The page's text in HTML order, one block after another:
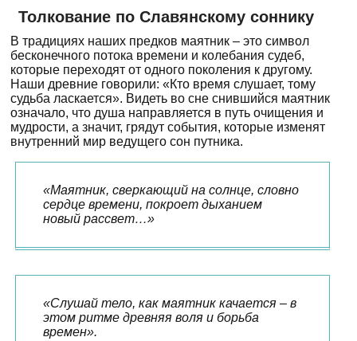
Толкование по Славянскому соннику
В традициях наших предков маятник – это символ
бесконечного потока времени и колебания судеб,
которые переходят от одного поколения к другому.
Наши древние говорили: «Кто время слушает, тому
судьба ласкается». Видеть во сне снившийся маятник
означало, что душа направляется в путь очищения и
мудрости, а значит, грядут события, которые изменят
внутренний мир ведущего сон путника.
«Маятник, сверкающий на солнце, словно
сердце времени, покроет дыханием
новый рассвет…»
«Слушай тело, как маятник качается – в
этом ритме древняя воля и борьба
времен».